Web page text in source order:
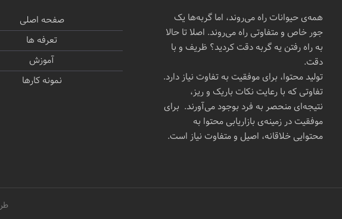
همه‌ی حیوانات راه می‌روند، اما گربه‌ها یک
جور خاص و متفاوتی راه می‌روند. اصلا تا حالا
به راه رفتن یه گربه دقت کردید؟ ظریف و با
دقت.
تولید محتوا، برای موفقیت به تفاوت نیاز دارد.
تفاوتی که با رعایت نکات باریک و ریز،
نتیجه‌ای منحصر به فرد بوجود می‌آورند. برای
موفقیت در زمینه‌ی بازاریابی محتوا به
محتوایی خلاقانه، اصیل و متفاوت نیاز است.
صفحه اصلی
تعرفه ها
آموزش
نمونه کارها